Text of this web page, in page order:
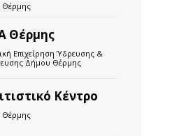
Θέρμης
Επιχείρηση Ύδρευσης &
Δήμου Θέρμης
Κέντρο